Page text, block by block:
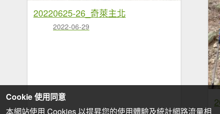
20220625-26_奇萊主北
2022-06-29
Cookie 使用同意
本網站使用 Cookies 以提昇您的使用體驗及統計網路流量相